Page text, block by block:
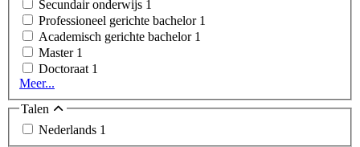
Secundair onderwijs 1
Professioneel gerichte bachelor 1
Academisch gerichte bachelor 1
Master 1
Doctoraat 1
Meer...
Talen
Nederlands 1